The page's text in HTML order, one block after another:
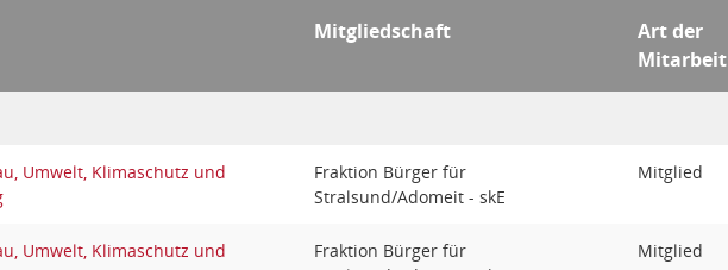
Mitgliedschaft
Art der
Mitarbeit
Umwelt, Klimaschutz und
Fraktion Bürger für
Stralsund/Adomeit - skE
Mitglied
Umwelt, Klimaschutz und
Fraktion Bürger für
Mitglied